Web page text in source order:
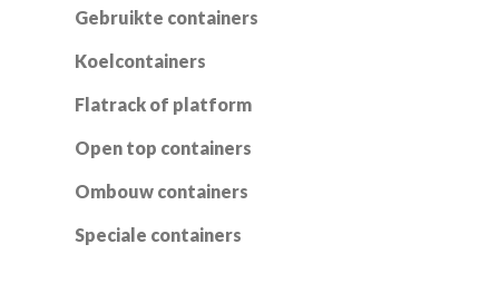
Gebruikte containers
Koelcontainers
Flatrack of platform
Open top containers
Ombouw containers
Speciale containers